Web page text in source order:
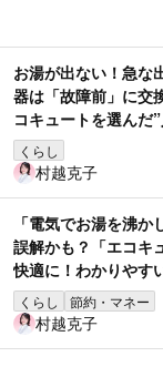
お湯が出ない！急
器は「故障前」に交
コキュートを選んだ
材！
くらし
村越克子
「電気でお湯を沸
誤解かも？「エコキ
快適に！わかりやす
くらし 節約・マネー
村越克子